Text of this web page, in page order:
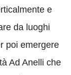
e
da luoghi
poi emergere
Ad Anelli che